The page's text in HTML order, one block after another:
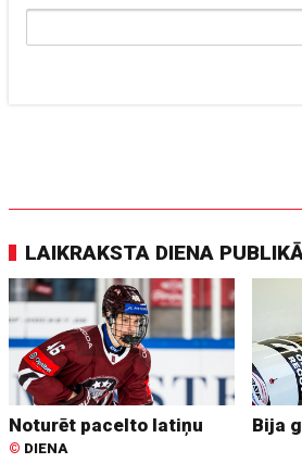
LAIKRAKSTA DIENA
Noturēt pacelto latiņu
© DIENA
Bija